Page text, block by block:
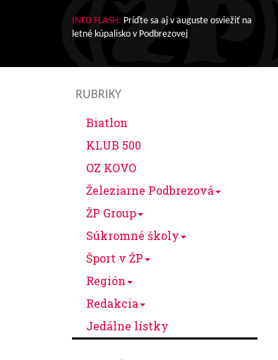
INFO FLASH: Príďte sa aj v auguste osviežiť na
letné kúpalisko v Podbrezovej
RUBRIKY
Biatlon
KLUB 500
OZ KOVO
Železiarne Podbrezová
ŽP Group
Súkromné školy
Šport v ŽP
Región
Redakcia
Jedálne lístky